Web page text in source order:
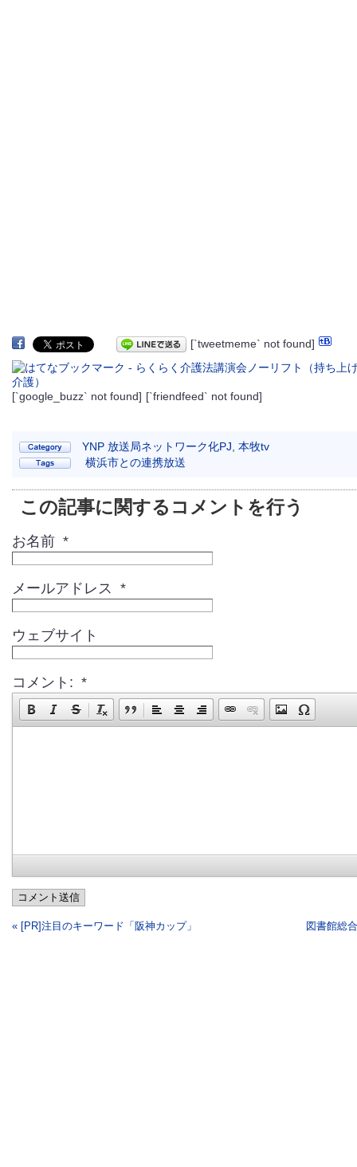
[`tweetmeme` not found]
[`google_buzz` not found] [`friendfeed` not found]
YNP 放送局ネットワーク化PJ 本牧tv
横浜市との連携放送
この記事に関するコメントを行う
お名前 *
メールアドレス *
ウェブサイト
コメント: *
コメント送信
« [PR]注目のキーワード「阪神カップ」 図書館総